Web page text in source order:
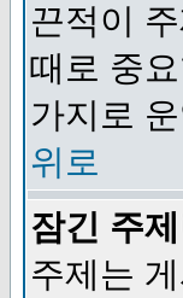
끈적이
때로 중
가지로
위로
잠긴 주
주제는